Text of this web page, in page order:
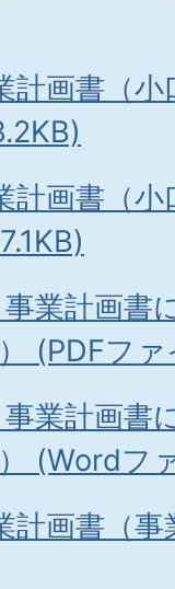
計画書（
計画書（
事業計画書
(PDFフ
事業計画書
(Wordフ
計画書（